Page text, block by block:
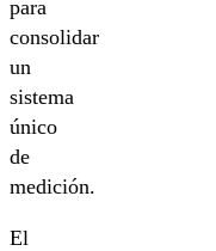
para
consolidar
un
sistema
único
de
medición.
El